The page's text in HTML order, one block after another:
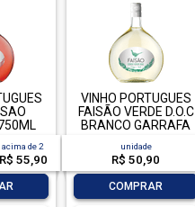
acima de2
R$ 55,90
VINHO PORTUGUES
FAISÃO VERDE D.O.C
BRANCO GARRAFA
unidade
R$ 50,90
COMPRAR